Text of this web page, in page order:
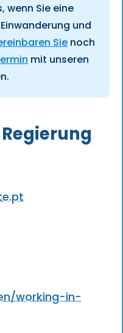
wenn Sie eine
und
Sie noch
mit unseren
working-in-